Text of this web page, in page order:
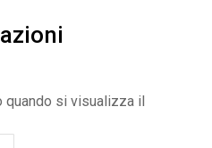
quando si visualizza il